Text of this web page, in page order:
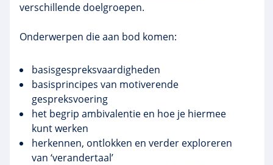
verschillende doelgroepen.
Onderwerpen die aan bod komen:
basisgespreksvaardigheden
basisprincipes van motiverende
gespreksvoering
het begrip ambivalentie en hoe je hiermee
kunt werken
herkennen, ontlokken en verder exploreren
van ‘verandertaal’